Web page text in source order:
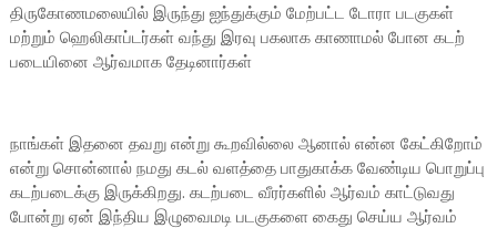
திருகோணமலையில் இருந்து ஐந்துக்கும் மேற்பட்ட டோரா படகுகள்
மற்றும் ஹெலிகாப்டர்கள் வந்து இரவு பகலாக காணாமல் போன கடற்
படையினை ஆர்வமாக தேடினார்கள்
நாங்கள் இதனை தவறு என்று கூறவில்லை ஆனால் என்ன கேட்கிறோம்
என்று சொன்னால் நமது கடல் வளத்தை பாதுகாக்க வேண்டிய பொறுப்பு
கடற்படைக்கு இருக்கிறது. கடற்படை வீரர்களில் ஆர்வம் காட்டுவது
போன்று ஏன் இந்திய இழுவைமடி படகுகளை கைது செய்ய ஆர்வம்